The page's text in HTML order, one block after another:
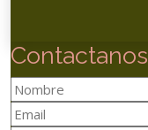
Contactanos